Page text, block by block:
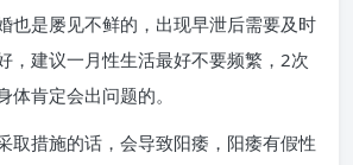
也是屡见不鲜的，出现早泄后需要及时
，建议一月性生活最好不要频繁，2次
肯定会出问题的。
取措施的话，会导致阳痿，阳痿有假性